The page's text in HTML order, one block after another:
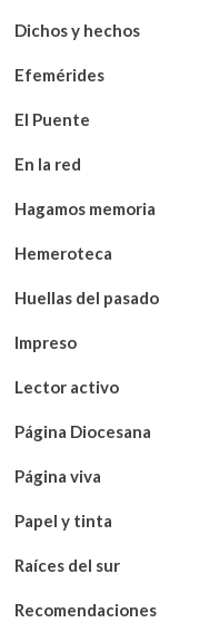
Dichos y hechos
Efemérides
El Puente
En la red
Hagamos memoria
Hemeroteca
Huellas del pasado
Impreso
Lector activo
Página Diocesana
Página viva
Papel y tinta
Raíces del sur
Recomendaciones